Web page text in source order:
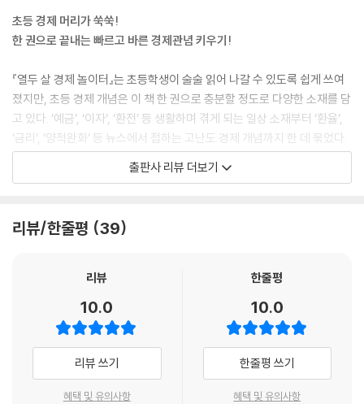
아빠는 하윤이가 AI를 무서워하기 보다는 AI를 잘 이해하고, 유용하게 사
용하는 사람이 되었으면 좋겠어.
소비자는 소비자잉여가 클수록 기분이 좋아. 그런데 기업 입장에서는 소비
자잉여가 클수록 손해 보는 기분이겠지? 그만큼 가격을 잘못 매긴 셈이니
까. 이렇게 소비자잉여를 두고 기업과 소비자의 팽팽한 싸움이 벌어지는
거야.
곤한 일이지만, 우리 입장에서는 더 좋은 제품을 싸게 살 수 있으니까 좋지.
돌아간다는 것을 의미한단다.
국내총생산은 모든 나라에서 측정해 발표하기 때문에 나라 간 경제 규모를
비교할 때에는 유용하게 쓰이지만 정확한 수치는 아니라는 점을 기억하렴.
--- p.130
초등 경제 머리가 쑥쑥!
한 권으로 끝내는 빠르고 바른 경제관념 키우기!
『열두 살 경제 놀이터』는 초등학생이 술술 읽어 나갈 수 있도록 쉽게 쓰여
졌지만, 초등 경제 개념은 이 책 한 권으로 충분할 정도로 다양한 소재를 담
고 있다. ‘예금’, ‘이자’, ‘환전’ 등 생활하며 겪게 되는 일상 소재부터 ‘환율’,
‘금리’, ‘양적완화’ 등 뉴스에서 접하는 고난도 경제 개념까지 한 데 묶었다.
어려운 개념은 실생활에서 찰떡같은 사례를 찾아 비유하는 방법으로 이해
설명했다. 또 부루마블 게임을 하다가 돈이 떨어지자 은행에서 200만 원
명하는 예시로 쓰였다. 아이들에게 경제를 알려주고 싶었지만 어떤 방식으
를 통해 그 답을 얻을 수 있을 것이다.
아이에게 선물하고, 엄마가 몰래 보는
눈과 귀가 뚫리는 진짜 경제 입문서
출판사 리뷰 더보기
리뷰/한줄평 39
리뷰
10.0
리뷰 쓰기
혜택 및 유의사항
한줄평
10.0
한줄평 쓰기
혜택 및 유의사항